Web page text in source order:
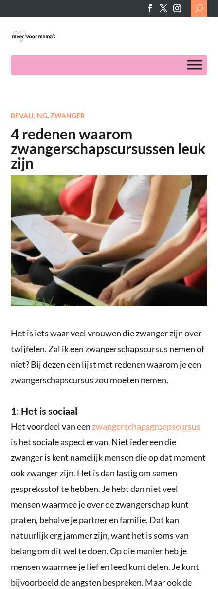
Search
for:
BEVALLING,ZWANGER
4 redenen waarom
zwangerschapscursussen leuk
zijn
Het is iets waar veel vrouwen die zwanger zijn over
twijfelen. Zal ik een zwangerschapscursus nemen of
niet? Bij dezen een lijst met redenen waarom je een
zwangerschapscursus zou moeten nemen.
1: Het is sociaal
Het voordeel van een zwangerschapsgroepscursus
is het sociale aspect ervan. Niet iedereen die
zwanger is kent namelijk mensen die op dat moment
ook zwanger zijn. Het is dan lastig om samen
gespreksstof te hebben. Je hebt dan niet veel
mensen waarmee je over de zwangerschap kunt
praten, behalve je partner en familie. Dat kan
natuurlijk erg jammer zijn, want het is soms van
belang om dit wel te doen. Op die manier heb je
mensen waarmee je lief en leed kunt delen. Je kunt
bijvoorbeeld de angsten bespreken. Maar ook de